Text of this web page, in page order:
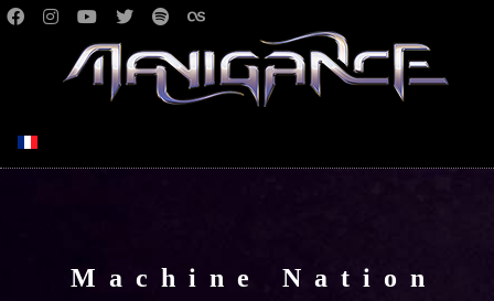
Machine Nation